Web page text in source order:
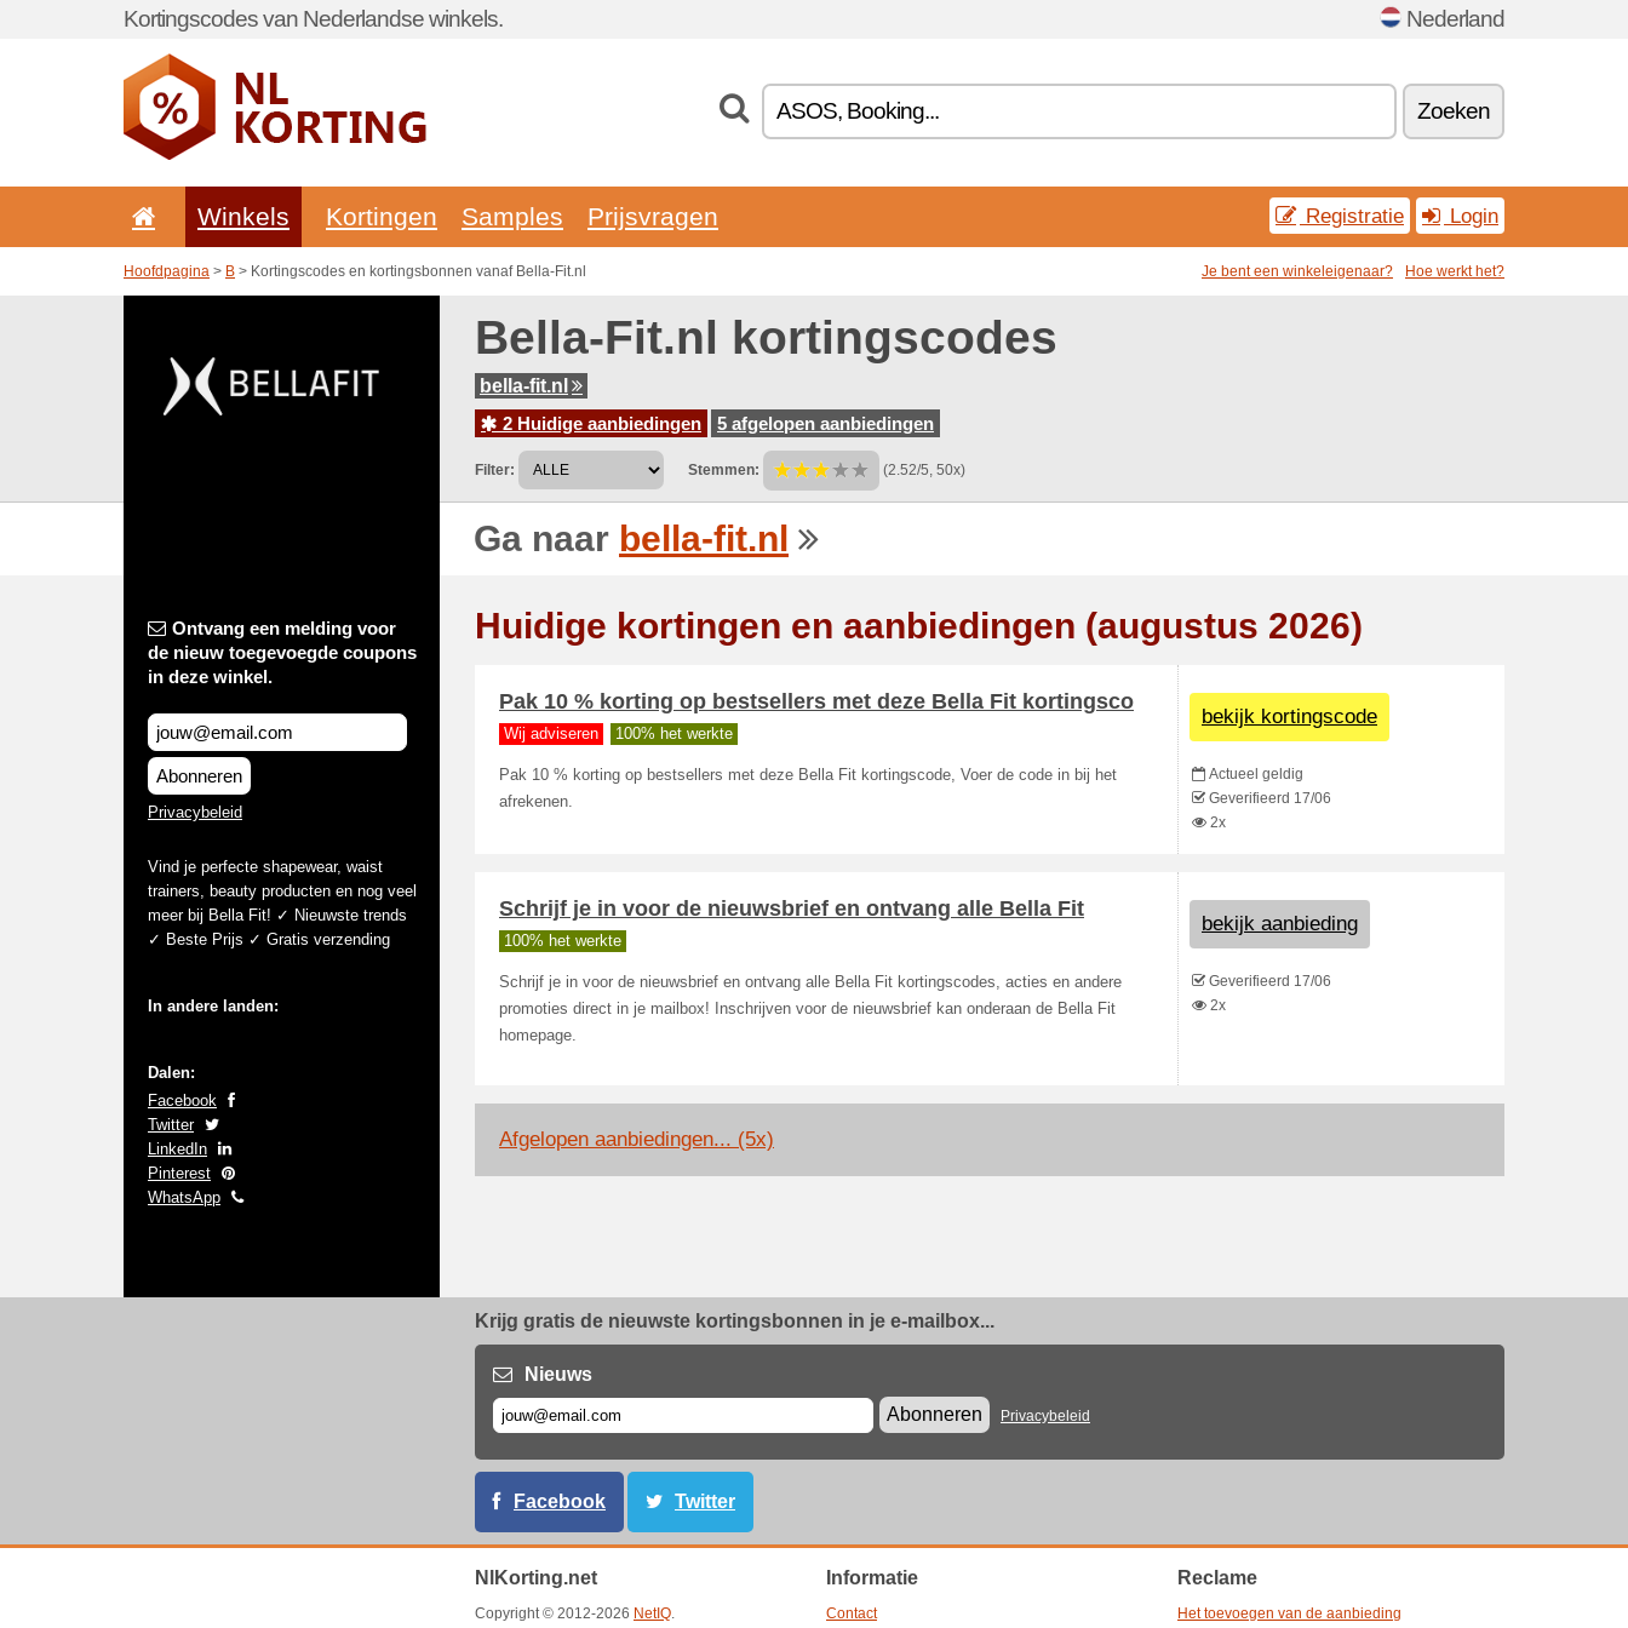
Kortingscodes van Nederlandse winkels. Nederland
Zoeken
Winkels Kortingen Samples Prijsvragen Registratie Login
Hoofdpagina > B > Kortingscodes en kortingsbonnen vanaf Bella-Fit.nl Je bent een winkeleigenaar? Hoe werkt het?
Bella-Fit.nl kortingscodes
bella-fit.nl
2 Huidige aanbiedingen
5 afgelopen aanbiedingen
Filter: Stemmen: (2.52/5, 50x)
Ga naar bella-fit.nl
Ontvang een melding voor
de nieuw toegevoegde coupons
in deze winkel.
Abonneren
Privacybeleid
Vind je perfecte shapewear, waist
trainers, beauty producten en nog veel
meer bij Bella Fit! ✓ Nieuwste trends
✓ Beste Prijs ✓ Gratis verzending
In andere landen:
Dalen:
Facebook
Twitter
LinkedIn
Pinterest
WhatsApp
Huidige kortingen en aanbiedingen (augustus 2026)
Pak 10 % korting op bestsellers met deze Bella Fit kortingsco
Wij adviseren 100% het werkte
Pak 10 % korting op bestsellers met deze Bella Fit kortingscode, Voer de code in bij het
afrekenen.
bekijk kortingscode
Actueel geldig
Geverifieerd 17/06
2x
Schrijf je in voor de nieuwsbrief en ontvang alle Bella Fit
100% het werkte
Schrijf je in voor de nieuwsbrief en ontvang alle Bella Fit kortingscodes, acties en andere
promoties direct in je mailbox! Inschrijven voor de nieuwsbrief kan onderaan de Bella Fit
homepage.
bekijk aanbieding
Geverifieerd 17/06
2x
Afgelopen aanbiedingen... (5x)
Krijg gratis de nieuwste kortingsbonnen in je e-mailbox...
Nieuws
Abonneren
Privacybeleid
Facebook Twitter
NlKorting.net
Copyright © 2012-2026 NetIQ.
Informatie
Contact
Reclame
Het toevoegen van de aanbieding